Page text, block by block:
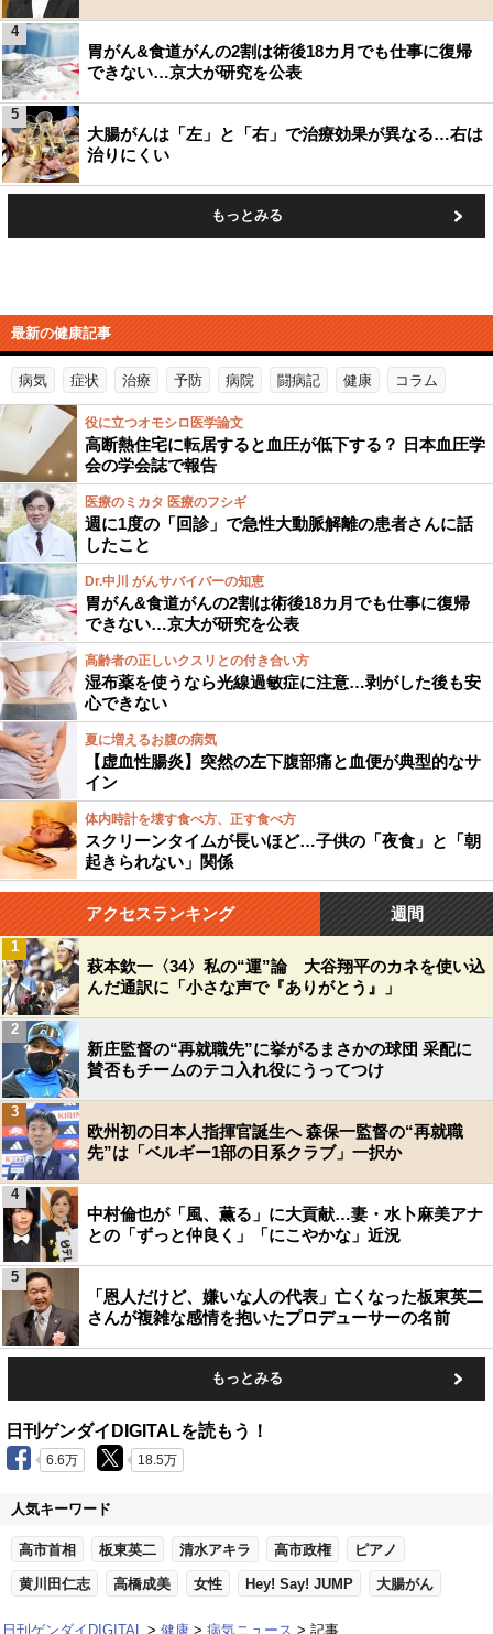
胃がん&食道がんの2割は術後18カ月でも仕事に復帰
できない…京大が研究を公表
4
大腸がんは「左」と「右」で治療効果が異なる…右は
治りにくい
5
もっとみる
最新の健康記事
病気 症状 治療 予防 病院 闘病記 健康 コラム
役に立つオモシロ医学論文
高断熱住宅に転居すると血圧が低下する？ 日本血圧学
会の学会誌で報告
医療のミカタ 医療のフシギ
週に1度の「回診」で急性大動脈解離の患者さんに話
したこと
Dr.中川 がんサバイバーの知恵
胃がん&食道がんの2割は術後18カ月でも仕事に復帰
できない…京大が研究を公表
高齢者の正しいクスリとの付き合い方
湿布薬を使うなら光線過敏症に注意…剥がした後も安
心できない
夏に増えるお腹の病気
【虚血性腸炎】突然の左下腹部痛と血便が典型的なサ
イン
体内時計を壊す食べ方、正す食べ方
スクリーンタイムが長いほど…子供の「夜食」と「朝
起きられない」関係
アクセスランキング 週間
萩本欽一〈34〉私の“運”論 大谷翔平のカネを使い込
んだ通訳に「小さな声で『ありがとう』」
1
新庄監督の“再就職先”に挙がるまさかの球団 采配に
賛否もチームのテコ入れ役にうってつけ
2
欧州初の日本人指揮官誕生へ 森保一監督の“再就職
先”は「ベルギー1部の日系クラブ」一択か
3
中村倫也が「風、薫る」に大貢献…妻・水卜麻美アナ
との「ずっと仲良く」「にこやかな」近況
4
「恩人だけど、嫌いな人の代表」亡くなった板東英二
さんが複雑な感情を抱いたプロデューサーの名前
5
もっとみる
日刊ゲンダイDIGITALを読もう！
6.6万 18.5万
人気キーワード
高市首相 板東英二 清水アキラ 高市政権 ピアノ
黄川田仁志 高橋成美 女性 Hey! Say! JUMP 大腸がん
日刊ゲンダイDIGITAL 健康 病気ニュース 記事